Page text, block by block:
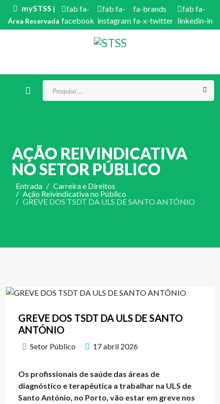
mySTSS |
Área Reservada
fab fa-
facebook
fab fa-
instagram
fa-brands
fa-x-twitter
fab fa-
linkedin-in
AÇÃO REIVINDICATIVA
NO SETOR PÚBLICO
Entrada
Carreira e Direitos
Ação Reivindicativa no Público
GREVE DOS TSDT DA ULS DE SANTO ANTÓNIO
GREVE DOS TSDT DA ULS DE SANTO
ANTÓNIO
Setor Público 17 abril 2026
Os profissionais de saúde das áreas de
diagnóstico e terapêutica a trabalhar na ULS de
Santo António, no Porto, vão estar em greve nos